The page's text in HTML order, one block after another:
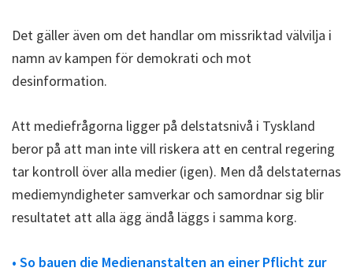
Det gäller även om det handlar om missriktad välvilja i
namn av kampen för demokrati och mot
desinformation.
Att mediefrågorna ligger på delstatsnivå i Tyskland
beror på att man inte vill riskera att en central regering
tar kontroll över alla medier (igen). Men då delstaternas
mediemyndigheter samverkar och samordnar sig blir
resultatet att alla ägg ändå läggs i samma korg.
• So bauen die Medienanstalten an einer Pflicht zur